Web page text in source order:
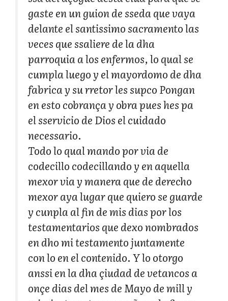
gaste en un guion de sseda que vaya
delante el santissimo sacramento las
veces que ssaliere de la dha
parroquia a los enfermos, lo qual se
cumpla luego y el mayordomo de dha
fabrica y su rretor les supco Pongan
en esto cobrança y obra pues hes pa
el sservicio de Dios el cuidado
necessario.
Todo lo qual mando por via de
codecillo codecillando y en aquella
mexor via y manera que de derecho
mexor aya lugar que quiero se guarde
y cunpla al fin de mis dias por los
testamentarios que dexo nombrados
en dho mi testamento juntamente
con lo en el contenido. Y lo otorgo
anssi en la dha çiudad de vetancos a
onçe dias del mes de Mayo de mill y